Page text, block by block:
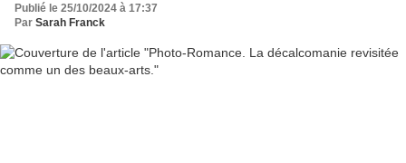
Publié le 25/10/2024 à 17:37
Par Sarah Franck